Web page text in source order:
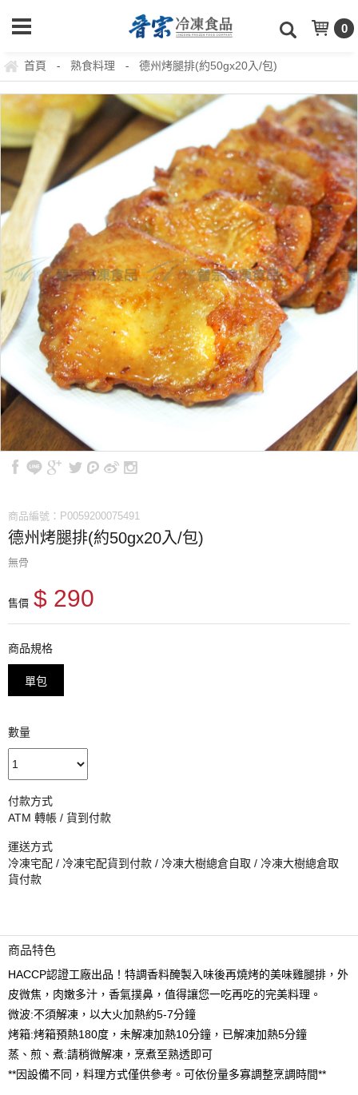
0
首頁 - 熟食料理 - 德州烤腿排(約50gx20入/包)
商品編號：P0059200075491
德州烤腿排(約50gx20入/包)
無骨
售價 $ 290
商品規格
單包
數量
付款方式
ATM 轉帳 / 貨到付款
運送方式
冷凍宅配 / 冷凍宅配貨到付款 / 冷凍大樹總倉自取 / 冷凍大樹總倉取
貨付款
商品特色
HACCP認證工廠出品！特調香料醃製入味後再燒烤的美味雞腿排，外
皮微焦，肉嫩多汁，香氣撲鼻，值得讓您一吃再吃的完美料理。
微波:不須解凍，以大火加熱約5-7分鐘
烤箱:烤箱預熱180度，未解凍加熱10分鐘，已解凍加熱5分鐘
蒸、煎、煮:請稍微解凍，烹煮至熟透即可
**因設備不同，料理方式僅供參考。可依份量多寡調整烹調時間**